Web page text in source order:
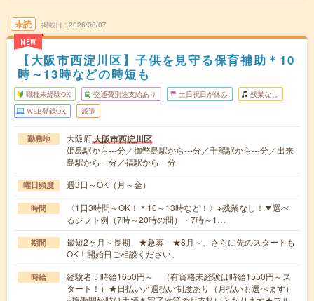
未読
NEW
掲載日 2026/08/07
【大阪市西淀川区】子供を見守る保育補助＊10
時～13時などの時短も
職種未経験OK 交通費別途支給あり 土日祝日が休み 残業なし
WEB登録OK 派遣
勤務地 大阪府大阪市西淀川区
姫島駅から---分／御幣島駅から---分／千船駅から---分／出来
島駅から---分／福駅から---分
曜日頻度 週3日～OK（月～金）
時間
〈1日3時間～OK！＊10～13時など！〉※残業なし！▼選べ
るシフト例（7時～20時の間）・7時～1…
期間
最短2ヶ月～長期 ★急募 ★8月～、さらに先のスタートも
OK！開始日ご相談ください。
時給
経験者：時給1650円～ （有資格未経験は時給1550円～ス
タート！）★日払い／週払い制度あり（月払いも選べます）